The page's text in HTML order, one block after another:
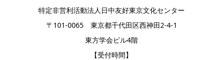
特定非営利活動法人日中友好東京文化センター
〒101-0065 東京都千代田区西神田2-4-1
東方学会ビル4階
【受付時間】